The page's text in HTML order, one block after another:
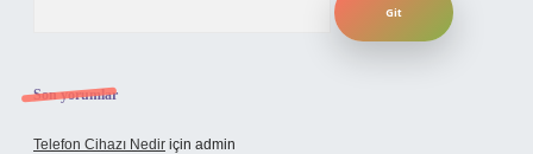
Son yorumlar
Telefon Cihazı Nedir için admin